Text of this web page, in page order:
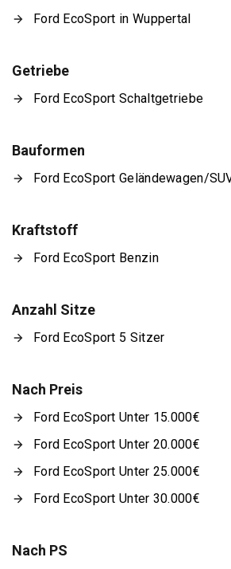
Ford EcoSport in Wuppertal
Getriebe
Ford EcoSport Schaltgetriebe
Bauformen
Ford EcoSport Geländewagen/
Kraftstoff
Ford EcoSport Benzin
Anzahl Sitze
Ford EcoSport 5 Sitzer
Nach Preis
Ford EcoSport Unter 15.000€
Ford EcoSport Unter 20.000€
Ford EcoSport Unter 25.000€
Ford EcoSport Unter 30.000€
Nach PS